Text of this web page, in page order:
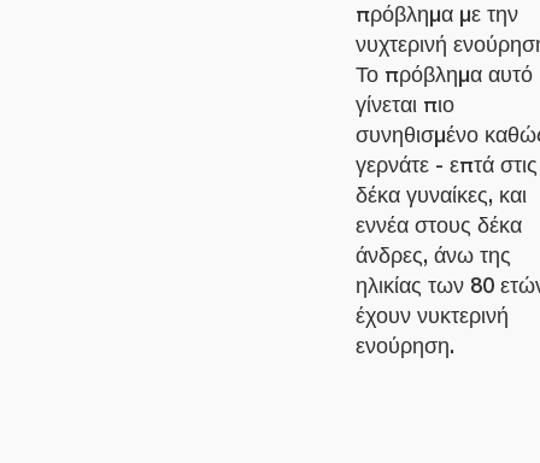
πρόβλημα με την
νυχτερινή
Το πρόβλημα αυτό
γίνεται πιο
συνηθισμένο
γερνάτε - επτά στις
δέκα γυναίκες, και
εννέα στους δέκα
άνδρες, άνω της
ηλικίας των 80
έχουν νυκτερινή
ενούρηση.